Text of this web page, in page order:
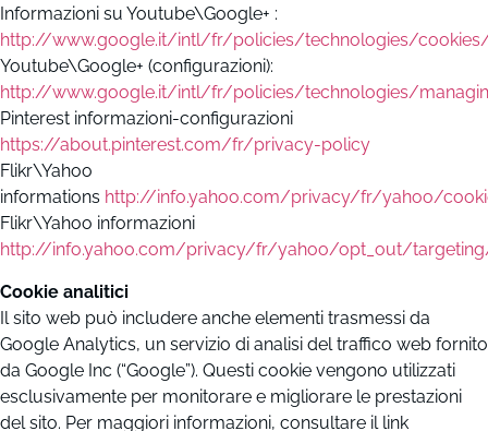
Informazioni su Youtube\Google+ :
http://www.google.it/intl/fr/policies/technologies/
Youtube\Google+ (configurazioni):
http://www.google.it/intl/fr/policies/technologies/
Pinterest informazioni-configurazioni
https://about.pinterest.com/fr/privacy-policy
Flikr\Yahoo
informations http://info.yahoo.com/privacy/fr/yahoo/
Flikr\Yahoo informazioni
http://info.yahoo.com/privacy/fr/yahoo/opt_out/
Cookie analitici
Il sito web può includere anche elementi trasmessi da
Google Analytics, un servizio di analisi del traffico web fornito
da Google Inc (“Google”). Questi cookie vengono utilizzati
esclusivamente per monitorare e migliorare le prestazioni
del sito. Per maggiori informazioni, consultare il link